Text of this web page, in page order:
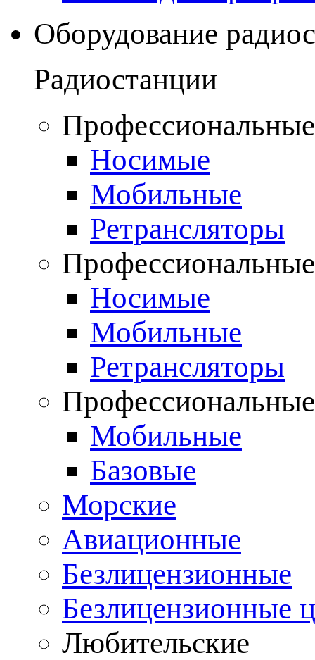
Оборудование
Радиостанции
Носимые
Мобильные
Ретрансляторы
Носимые
Мобильные
Ретрансляторы
Мобильные
Базовые
Морские
Авиационные
Безлицензионные
Безлицензионные
Любительские